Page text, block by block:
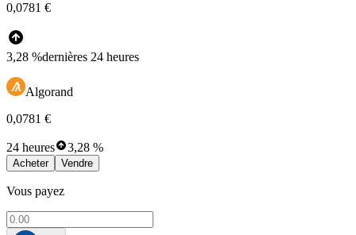
0,0781 €
3,28 %dernières 24 heures
Algorand
0,0781 €
24 heures 3,28 %
Acheter Vendre
Vous payez